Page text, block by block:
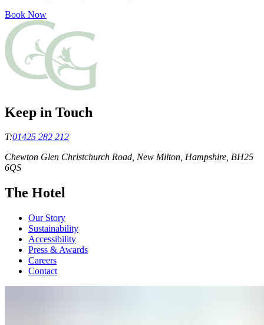
Book Now​​​​‌ ‍ ​‍​‍‌‍ ‌ ​‍‌‍‍‌‌‍‌ ‌‍‍‌‌‍ ‍​‍​‍​ ‍‍​‍​‍‌ ​ ‌‍​‌‌‍ ‍‌‍‍‌‌ ‌​‌ ‍‌​‍ ‍‌‍‍‌‌‍ ​‍​‍​‍ ​​‍​‍‌‍‍​‌ ​‍‌‍‌‌‌‍‌‍​‍​‍​ ‍‍​‍​‍‌‍‍​‌ ‌​‌ ‌​‌ ​​‌ ​ ​ ‍‍​‍ ​‍ ‌‍ ​​‍ ‌‌‍​‌‌‍ ‍‌‍‌​​‍ ‌‌ ​‍​‍ ‌‌‍‍​‌‍ ‌ ‌​‌‍‌‌‌‍ ​‌ ​ ​‍ ‌‌ ​ ‌ ‌​‌ ‌‌‌‍‌​‌‍‍‌‌‍ ​‍ ‍‌ ‌‍‌‍‌‌‌ ​‍‌‍​ ‌‍‌‌‌‍ ​​‍ ‍‌‍​‌‌ ​​‌ ​​​‍ ‌‍‍‌‌‍ ‍‌ ‌​‌‍‌‌‌‍ ‍‌ ‌​​‍ ‌‍‌‌‌‍‌​‌‍‍‌‌ ‌​​‍ ‌‍ ‌‌‍ ‌‍‌​‌‍‌‌​ ‌‌ ​​‌ ​‍‌‍‌‌‌ ​ ‌‍‌‌‌‍ ‍‌ ‌​‌‍​‌‌ ‌​‌‍‍‌‌‍ ‌‍ ‍​ ‍ ‌‍‍‌‌‍‌​​ ‌​ ‍‌​ ​‌​ ‌‍​ ‌‍​ ‍‌‌‍‌​‌‍​‌​ ​​​‍ ‌​ ‌‍‌‍​ ‌‍​ ‌‍​ ​‍ ‌​ ‌​​ ‍‌​ ‌​​ ‌‍​‍ ‌‌‍​‌​ ​‍​ ‌ ​ ‌​​‍ ‌‌‍​‌‌‍​ ‌‍​‍​ ‍‌‌‍​‍​ ​ ‌‍‌‌‌‍​ ​ ​ ‌‍‌​​ ‌ ‌‍​ ​ ‍ ‌ ‌​‌ ‍‌‌ ​​‌‍‌‌​ ‌‌‍‍​‌‍ ‌ ‌​‌‍‌‌‌‍ ​‌‌​ ‌‍‍‌‌ ‌​‌‍‌‌‌‌​​‌‍​‌‌‍‌ ‌‍‌‌​ ‍ ‌ ​​‌‍​‌‌ ‌​‌‍‍​​ ‌‌ ​​‌‍​‌‌‍‌ ‌‍‌‌‌​​‍‌ ‌‌‌‍‍‌‌‍ ​‌‍‌​‌‍‌‌‌ ​‍​‍‌‌​ ‌‌‌​​‍‌‌ ‌‍‍ ‌‍‌‌‌ ‍‌​‍‌‌​ ​ ‌​‌​​‍‌‌​ ​ ‌​‌​​‍‌‌​ ​‍​ ​‍‌‍​‍​ ‍‌‌‍‌‍‌‍​‍‌‍‌‍​ ​‌​ ‍‌​ ‌​​ ​‌​ ‍‌​ ‌​‌‍​‍​‍‌‌​ ​‍​ ​‍​‍‌‌​ ‌‌‌​‌​​‍ ‍‌ ​​‌ ​‍‌‍‍‌‌‍ ‌‌‍​‌‌ ​‍‌ ‍‌‌​​ ‌ ‌​‌‍​‌​‍ ‍‌‍ ​‌‍​‌‌‍​‍‌‍‌‌‌‍ ​​ ‌‍​‍‌‍​‌‌ ​ ‌‍‌‌‌‌‌‌‌ ​‍‌‍ ​​ ‌‌‍‍​‌ ‌​‌ ‌​‌ ​​‌ ​ ​‍‌‌​ ​ ‌​​‌​‍‌‌​ ​‍‌​‌‍​‍‌‌​ ​‍‌​‌‍‌‍ ​​‍ ‌‌‍​‌‌‍ ‍‌‍‌​​‍ ‌‌ ​‍​‍ ‌‌‍‍​‌‍ ‌ ‌​‌‍‌‌‌‍ ​‌ ​ ​‍ ‌‌ ​ ‌ ‌​‌ ‌‌‌‍‌​‌‍‍‌‌‍ ​‍ ‍‌ ‌‍‌‍‌‌‌ ​‍‌‍​ ‌‍‌‌‌‍ ​​‍ ‍‌‍​‌‌ ​​‌ ​​​‍‌‍‌‍‍‌‌‍‌​​ ‌​ ‍‌​ ​‌​ ‌‍​ ‌‍​ ‍‌‌‍‌​‌‍​‌​ ​​​‍ ‌​ ‌‍‌‍​ ‌‍​ ‌‍​ ​‍ ‌​ ‌​​ ‍‌​ ‌​​ ‌‍​‍ ‌‌‍​‌​ ​‍​ ‌ ​ ‌​​‍ ‌‌‍​‌‌‍​ ‌‍​‍​ ‍‌‌‍​‍​ ​ ‌‍‌‌‌‍​ ​ ​ ‌‍‌​​ ‌ ‌‍​ ​‍‌‍‌ ‌​‌ ‍‌‌ ​​‌‍‌‌​ ‌‌‍‍​‌‍ ‌ ‌​‌‍‌‌‌‍ ​‌‌​ ‌‍‍‌‌ ‌​‌‍‌‌‌‌​​‌‍​‌‌‍‌ ‌‍‌‌​‍‌‍‌ ​​‌‍​‌‌ ‌​‌‍‍​​ ‌‌ ​​‌‍​‌‌‍‌ ‌‍‌‌‌​​‍‌ ‌‌‌‍‍‌‌‍ ​‌‍‌​‌‍‌‌‌ ​‍​‍‌‌​ ‌‌‌​​‍‌‌ ‌‍‍ ‌‍‌‌‌ ‍‌​‍‌‌​ ​ ‌​‌​​‍‌‌​ ​ ‌​‌​​‍‌‌​ ​‍​ ​‍‌‍​‍​ ‍‌‌‍‌‍‌‍​‍‌‍‌‍​ ​‌​ ‍‌​ ‌​​ ​‌​ ‍‌​ ‌​‌‍​‍​‍‌‌​ ​‍​ ​‍​‍‌‌​ ‌‌‌​‌​​‍ ‍‌ ​​‌ ​‍‌‍‍‌‌‍ ‌‌‍​‌‌ ​‍‌ ‍‌‌​​ ‌ ‌​‌‍​‌​‍ ‍‌‍ ​‌‍​‌‌‍​‍‌‍‌‌‌‍ ​​‍‌‍‌ ​​‌‍‌‌‌ ​‍‌ ​ ‌ ​​‌‍‌‌‌‍​ ‌ ‌​‌‍‍‌‌ ‌‍‌‍‌‌​ ‌‌ ​​‌ ‌‌‌‍​‍‌‍ ​‌‍‍‌‌ ​ ‌‍‍​‌‍‌‌‌‍‌​​‍​‍‌ ‌
Keep in Touch
T:01425 282 212
Chewton Glen Christchurch Road, New Milton, Hampshire, BH25
6QS
The Hotel
Our Story
Sustainability
Accessibility
Press & Awards
Careers
Contact